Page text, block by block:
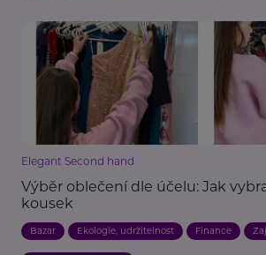
Elegant Second hand
Výběr oblečení dle účelu: Jak
kousek
Bazar Ekologie, udržitelnost Finance